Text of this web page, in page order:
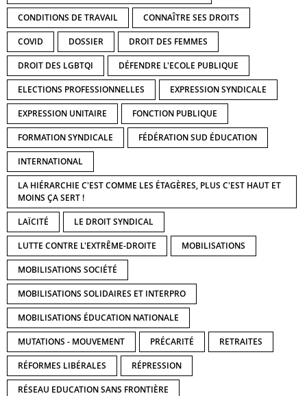
CONDITIONS DE TRAVAIL CONNAÎTRE SES DROITS
COVID DOSSIER DROIT DES FEMMES
DROIT DES LGBTQI DÉFENDRE L'ECOLE PUBLIQUE
ELECTIONS PROFESSIONNELLES EXPRESSION SYNDICALE
EXPRESSION UNITAIRE FONCTION PUBLIQUE
FORMATION SYNDICALE FÉDÉRATION SUD ÉDUCATION
INTERNATIONAL
LA HIÉRARCHIE C'EST COMME LES ÉTAGÈRES, PLUS C'EST HAUT ET
MOINS ÇA SERT !
LAÏCITÉ LE DROIT SYNDICAL
LUTTE CONTRE L'EXTRÊME-DROITE MOBILISATIONS
MOBILISATIONS SOCIÉTÉ
MOBILISATIONS SOLIDAIRES ET INTERPRO
MOBILISATIONS ÉDUCATION NATIONALE
MUTATIONS - MOUVEMENT PRÉCARITÉ RETRAITES
RÉFORMES LIBÉRALES RÉPRESSION
RÉSEAU EDUCATION SANS FRONTIÈRE